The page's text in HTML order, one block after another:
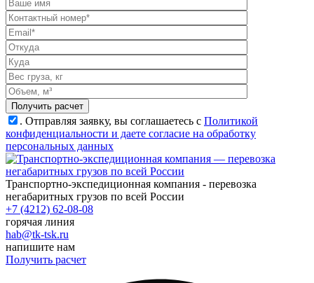
. Отправляя заявку, вы соглашаетесь с Политикой
конфиденциальности и даете согласие на обработку
персональных данных
Транспортно-экспедиционная компания - перевозка
негабаритных грузов по всей России
+7 (4212) 62-08-08
горячая линия
hab@tk-tsk.ru
напишите нам
Получить расчет